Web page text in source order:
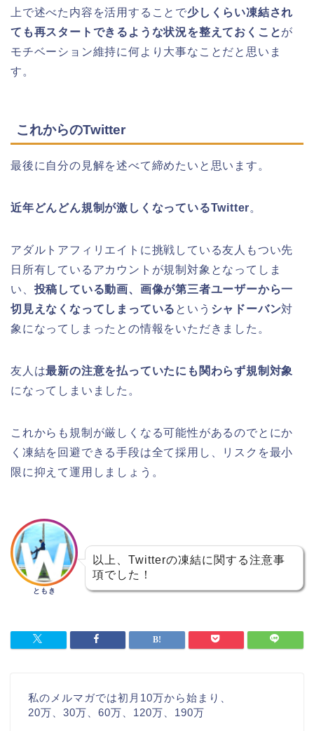
上で述べた内容を活用することで少しくらい凍結され
ても再スタートできるような状況を整えておくことが
モチベーション維持に何より大事なことだと思いま
す。
これからのTwitter
最後に自分の見解を述べて締めたいと思います。
近年どんどん規制が激しくなっているTwitter。
アダルトアフィリエイトに挑戦している友人もつい先
日所有しているアカウントが規制対象となってしま
い、 投稿している動画、画像が第三者ユーザーから一
切見えなくなってしまっている という シャドーバン対
象になってしまったとの情報をいただきました。
友人は最新の注意を払っていたにも関わらず規制対象
になってしまいました。
これからも規制が厳しくなる可能性があるのでとにか
く凍結を回避できる手段は全て採用し、リスクを最小
限に抑えて運用しましょう。
ともき
以上、Twitterの凍結に関する注意事
項でした！
私のメルマガでは初月10万から始まり、
20万、30万、60万、120万、190万